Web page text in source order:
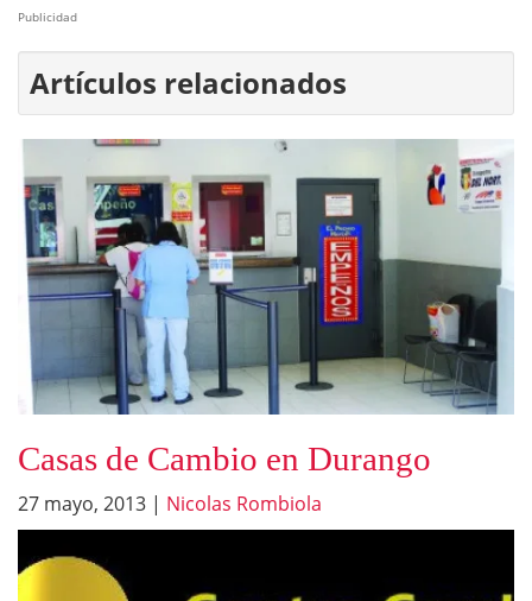
Publicidad
Artículos relacionados
Casas de Cambio en Durango
27 mayo, 2013 | Nicolas Rombiola